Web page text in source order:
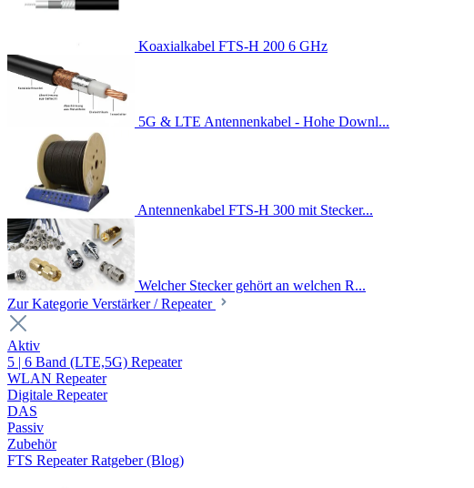
Koaxialkabel FTS-H 200 6 GHz
5G & LTE Antennenkabel - Hohe Downl...
Antennenkabel FTS-H 300 mit Stecker...
Welcher Stecker gehört an welchen R...
Zur Kategorie Verstärker / Repeater
Aktiv
5 | 6 Band (LTE,5G) Repeater
WLAN Repeater
Digitale Repeater
DAS
Passiv
Zubehör
FTS Repeater Ratgeber (Blog)